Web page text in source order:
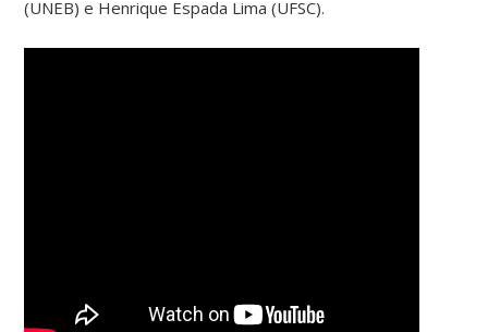
(UNEB) e Henrique Espada Lima (UFSC).